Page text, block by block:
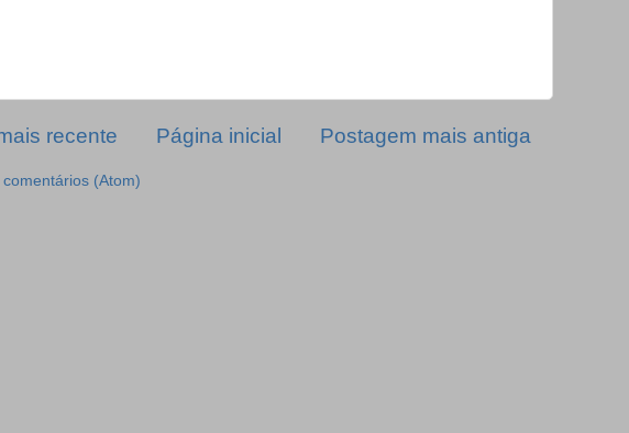
recente Postagem mais antiga
Página inicial
comentários (Atom)